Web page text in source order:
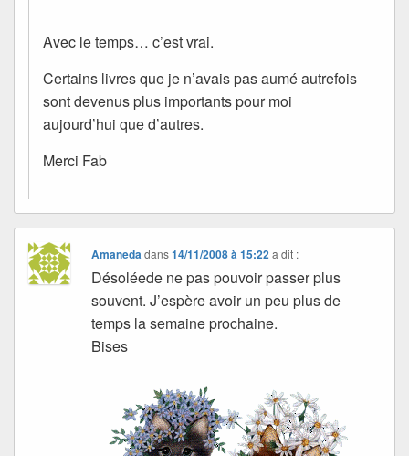
Avec le temps… c’est vrai.
Certains livres que je n’avais pas aumé autrefois
sont devenus plus importants pour moi
aujourd’hui que d’autres.
Merci Fab
Amanedadans14/11/2008 à 15:22 a dit :
Désoléede ne pas pouvoir passer plus
souvent. J’espère avoir un peu plus de
temps la semaine prochaine.
Bises